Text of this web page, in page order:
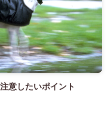
意したいポイント